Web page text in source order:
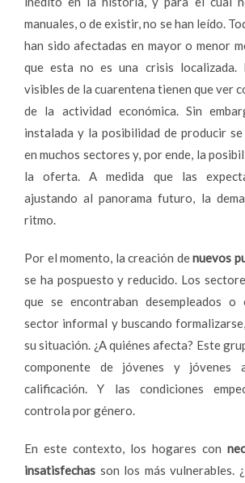
manuales, o de existir, no se han leído.
han sido afectadas en mayor o menor
que esta no es una crisis localizada.
visibles de la cuarentena tienen que ver
de la actividad económica. Sin
instalada y la posibilidad de producir
en muchos sectores y, por ende, la
la oferta. A medida que las
ajustando al panorama futuro, la
ritmo.
Por el momento, la creación denuevos
se ha pospuesto y reducido. Los
que se encontraban desempleados o
sector informal y buscando
su situación. ¿A quiénes afecta? Este
componente de jóvenes y jóvenes
calificación. Y las condiciones
controla por género.
En este contexto, los hogares con
insatisfechas son los más vulnerables.